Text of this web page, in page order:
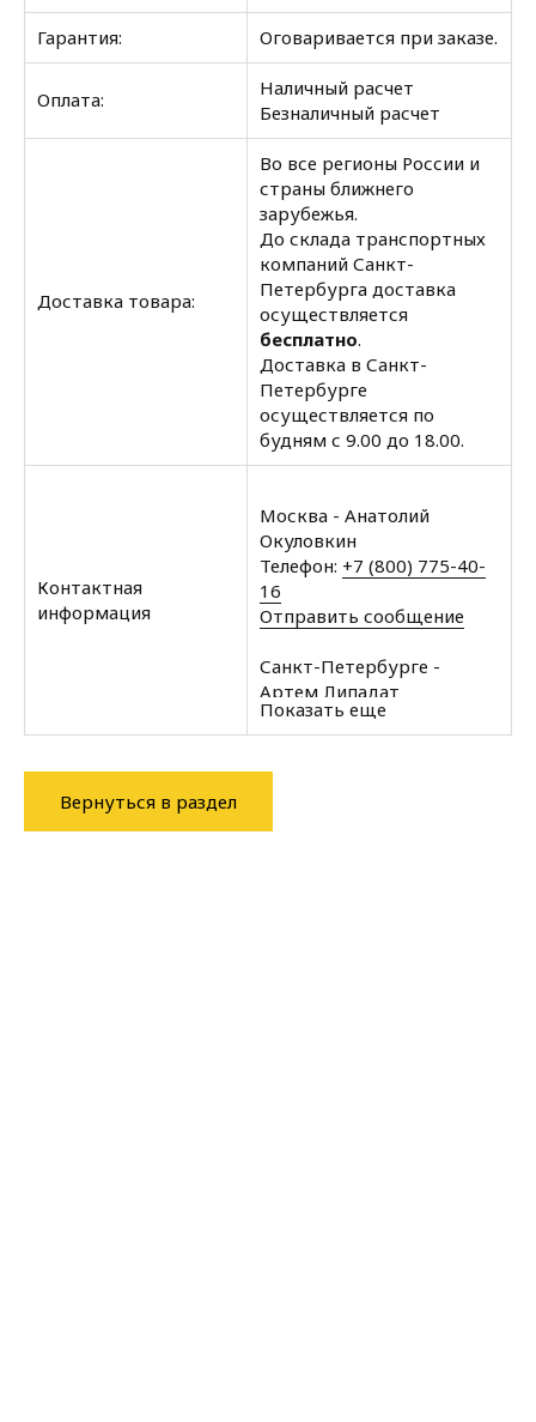
Гарантия: Оговаривается при заказе.
Оплата:
Наличный расчет
Безналичный расчет
Доставка товара:
Во все регионы России и
страны ближнего
зарубежья.
До склада транспортных
компаний Санкт-
Петербурга доставка
осуществляется
бесплатно.
Доставка в Санкт-
Петербурге
осуществляется по
будням с 9.00 до 18.00.
Контактная
информация
Москва - Анатолий
Окуловкин
Телефон: +7 (800) 775-40-
16
Отправить сообщение
Санкт-Петербурге -
Артем Липадат
Телефон:+7 (812) 602-35-
00
Отправить сообщение
Показать еще
Вернуться в раздел